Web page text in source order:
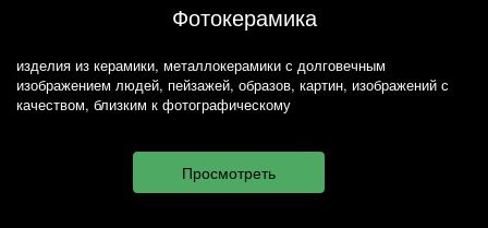
Фотокерамика
изделия из керамики, металлокерамики с долговечным
изображением людей, пейзажей, образов, картин, изображений с
качеством, близким к фотографическому